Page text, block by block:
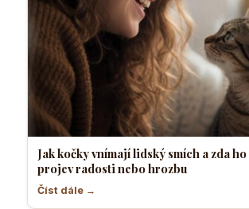
Jak kočky vnímají lidský smích a zda
projev radosti nebo hrozbu
Číst dále →